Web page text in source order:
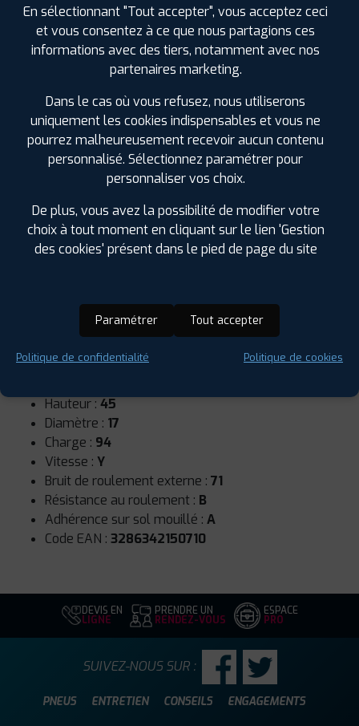
Runflat :Non
Hauteur : 45
Diamètre : 17
Charge : 94
Vitesse : Y
Bruit de roulement externe : 71
Résistance au roulement : B
Adhérence sur sol mouillé : A
Code EAN : 3286342150710
DEVIS EN
LIGNE
PRENDRE UN
RENDEZ-VOUS
ESPACE
PRO
PNEUS ENTRETIEN CONSEILS ENGAGEMENTS
SUIVEZ-NOUS SUR :
En sélectionnant "Tout accepter", vous acceptez ceci
et vous consentez à ce que nous partagions ces
informations avec des tiers, notamment avec nos
partenaires marketing.
Dans le cas où vous refusez, nous utiliserons
uniquement les cookies indispensables et vous ne
pourrez malheureusement recevoir aucun contenu
personnalisé. Sélectionnez paramétrer pour
personnaliser vos choix.
De plus, vous avez la possibilité de modifier votre
choix à tout moment en cliquant sur le lien 'Gestion
des cookies' présent dans le pied de page du site
Paramétrer Tout accepter
Politique de confidentialité Politique de cookies